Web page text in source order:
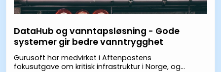
DataHub og vanntapsløsning - Gode
systemer gir bedre vanntrygghet
Gurusoft har medvirket i Aftenpostens
fokusutgave om kritisk infrastruktur i Norge, og